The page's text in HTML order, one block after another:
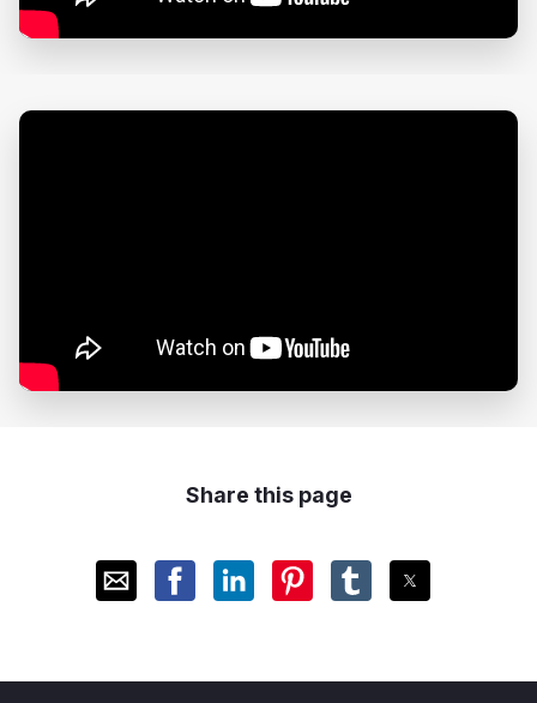
Share this page